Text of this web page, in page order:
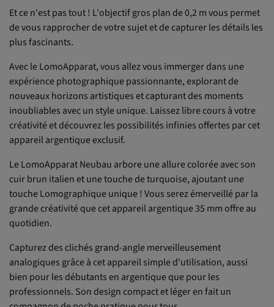
Et ce n'est pas tout ! L'objectif gros plan de 0,2 m vous permet
de vous rapprocher de votre sujet et de capturer les détails les
plus fascinants.
Avec le LomoApparat, vous allez vous immerger dans une
expérience photographique passionnante, explorant de
nouveaux horizons artistiques et capturant des moments
inoubliables avec un style unique. Laissez libre cours à votre
créativité et découvrez les possibilités infinies offertes par cet
appareil argentique exclusif.
Le LomoApparat Neubau arbore une allure colorée avec son
cuir brun italien et une touche de turquoise, ajoutant une
touche Lomographique unique ! Vous serez émerveillé par la
grande créativité que cet appareil argentique 35 mm offre au
quotidien.
Capturez des clichés grand-angle merveilleusement
analogiques grâce à cet appareil simple d'utilisation, aussi
bien pour les débutants en argentique que pour les
professionnels. Son design compact et léger en fait un